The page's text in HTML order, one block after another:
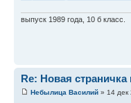
выпуск 1989 года, 10 б класс.
Re: Новая страничка
Небылица Василий » 14 дек